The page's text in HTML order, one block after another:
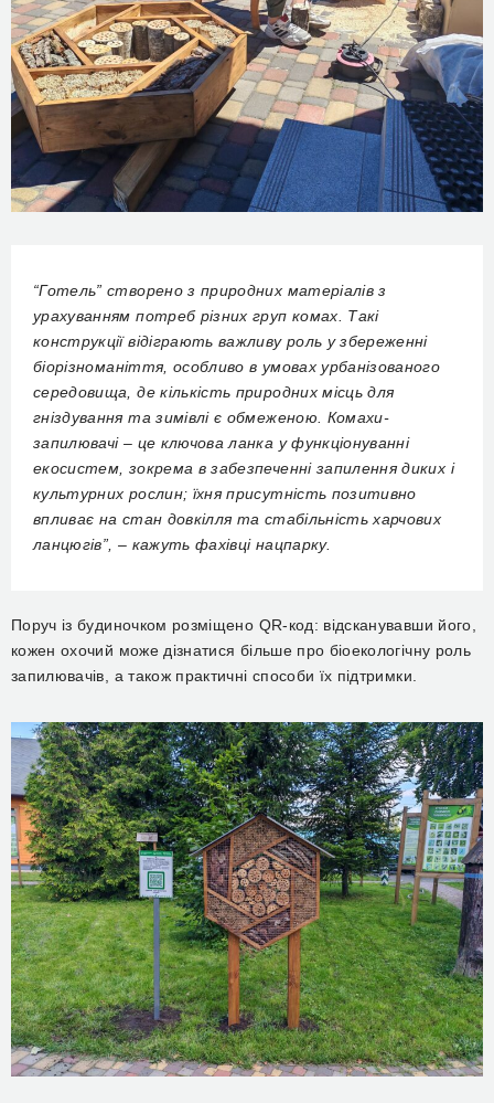
“Готель” створено з природних матеріалів з
урахуванням потреб різних груп комах. Такі
конструкції відіграють важливу роль у збереженні
біорізноманіття, особливо в умовах урбанізованого
середовища, де кількість природних місць для
гніздування та зимівлі є обмеженою. Комахи-
запилювачі – це ключова ланка у функціонуванні
екосистем, зокрема в забезпеченні запилення диких і
культурних рослин; їхня присутність позитивно
впливає на стан довкілля та стабільність харчових
ланцюгів”, – кажуть фахівці нацпарку.
Поруч із будиночком розміщено QR-код: відсканувавши його,
кожен охочий може дізнатися більше про біоекологічну роль
запилювачів, а також практичні способи їх підтримки.